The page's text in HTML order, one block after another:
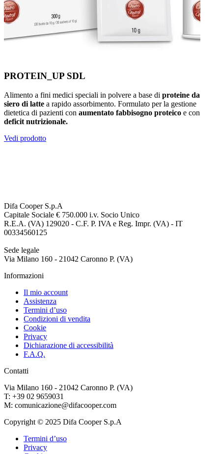
PROTEIN_UP SDL
Alimento a fini medici speciali in polvere a base di proteine da
siero di latte a rapido assorbimento. Formulato per la gestione
dietetica di pazienti con aumentato fabbisogno proteico e con
deficit nutrizionale.
Vedi prodotto
Difa Cooper S.p.A
Capitale Sociale € 750.000 i.v. Socio Unico
R.E.A. (VA) 129020 - C.F. P. IVA e Reg. Impr. (VA) - IT
00334560125
Sede legale
Via Milano 160 - 21042 Caronno P. (VA)
Informazioni
Il mio account
Assistenza
Termini d’uso
Condizioni di vendita
Cookie
Privacy
Dichiarazione di accessibilità
F.A.Q.
Contatti
Via Milano 160 - 21042 Caronno P. (VA)
T: +39 02 9659031
M: comunicazione@difacooper.com
Copyright © 2025 Difa Cooper S.p.A
Termini d’uso
Privacy